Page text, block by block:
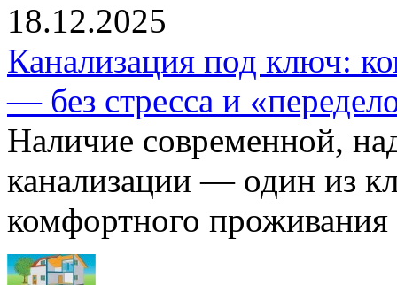
18.12.2025
Канализация под ключ:
— без стресса и
Наличие современной,
канализации — один из
комфортного проживания